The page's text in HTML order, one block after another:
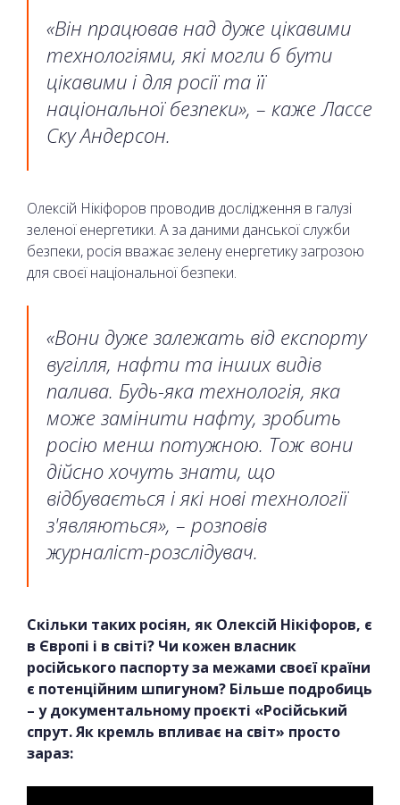
«Він працював над дуже цікавими
технологіями, які могли б бути
цікавими і для росії та її
національної безпеки», – каже Лассе
Ску Андерсон.
Олексій Нікіфоров проводив дослідження в галузі
зеленої енергетики. А за даними данської служби
безпеки, росія вважає зелену енергетику загрозою
для своєї національної безпеки.
«Вони дуже залежать від експорту
вугілля, нафти та інших видів
палива. Будь-яка технологія, яка
може замінити нафту, зробить
росію менш потужною. Тож вони
дійсно хочуть знати, що
відбувається і які нові технології
з'являються», – розповів
журналіст-розслідувач.
Скільки таких росіян, як Олексій Нікіфоров, є
в Європі і в світі? Чи кожен власник
російського паспорту за межами своєї країни
є потенційним шпигуном? Більше подробиць
– у документальному проєкті «Російський
спрут. Як кремль впливає на світ» просто
зараз: